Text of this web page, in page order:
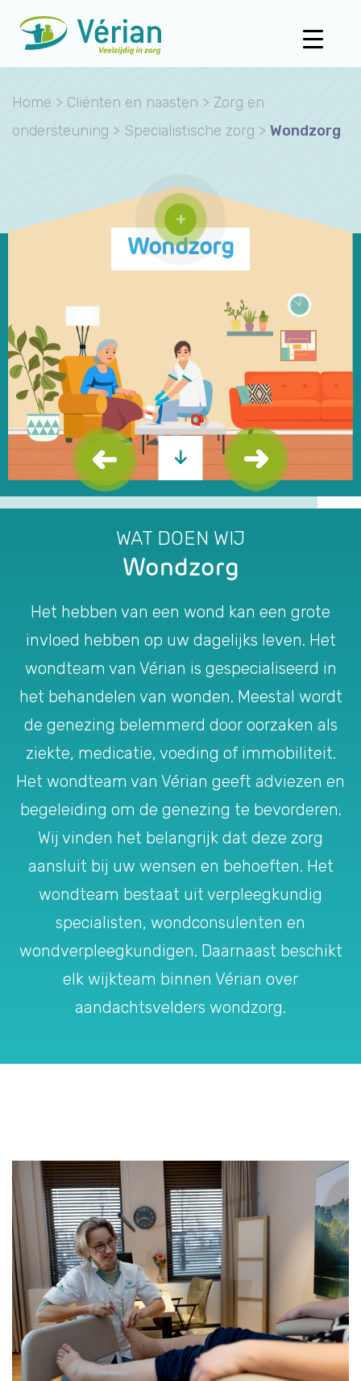
Home > Cliënten en naasten > Zorg en
ondersteuning > Specialistische zorg > Wondzorg
Wondzorg
+
WAT DOEN WIJ
Wondzorg
Het hebben van een wond kan een grote
invloed hebben op uw dagelijks leven. Het
wondteam van Vérian is gespecialiseerd in
het behandelen van wonden. Meestal wordt
de genezing belemmerd door oorzaken als
ziekte, medicatie, voeding of immobiliteit.
Het wondteam van Vérian geeft adviezen en
begeleiding om de genezing te bevorderen.
Wij vinden het belangrijk dat deze zorg
aansluit bij uw wensen en behoeften. Het
wondteam bestaat uit verpleegkundig
specialisten, wondconsulenten en
wondverpleegkundigen. Daarnaast beschikt
elk wijkteam binnen Vérian over
aandachtsvelders wondzorg.